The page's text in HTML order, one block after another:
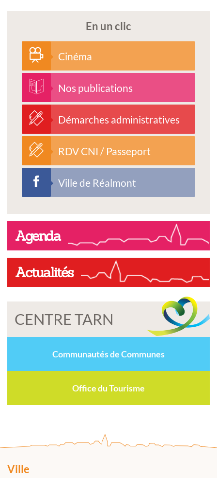
En un clic
Cinéma
Nos publications
Démarches administratives
RDV CNI / Passeport
Ville de Réalmont
Agenda
Actualités
CENTRE TARN
Communautés de Communes
Office du Tourisme
Ville